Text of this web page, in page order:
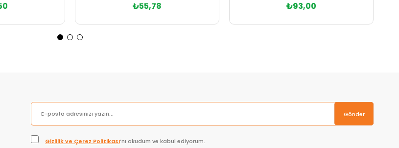
₺55,78 ₺93,00
Gönder
Gizlilik ve Çerez Politikası’nı okudum ve kabul ediyorum.